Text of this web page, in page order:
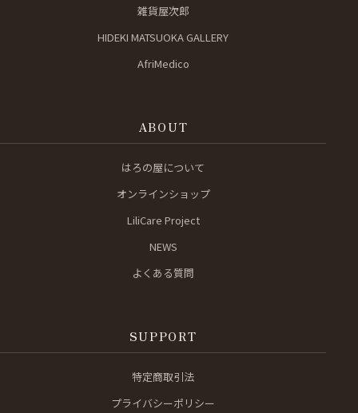
雑貨屋次郎
HIDEKI MATSUOKA GALLERY
AfriMedico
ABOUT
はろの屋について
オンラインショップ
LiliCare Project
NEWS
よくある質問
SUPPORT
特定商取引法
プライバシーポリシー